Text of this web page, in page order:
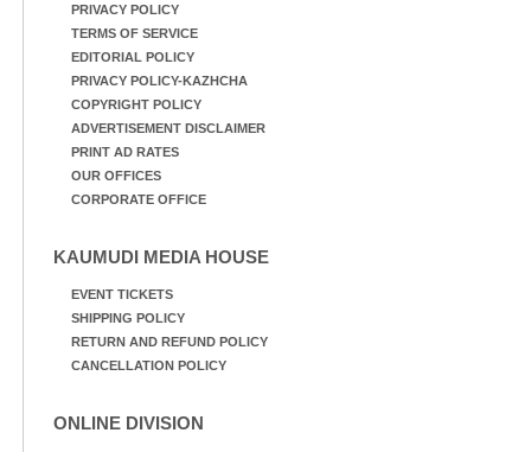
PRIVACY POLICY
TERMS OF SERVICE
EDITORIAL POLICY
PRIVACY POLICY-KAZHCHA
COPYRIGHT POLICY
ADVERTISEMENT DISCLAIMER
PRINT AD RATES
OUR OFFICES
CORPORATE OFFICE
KAUMUDI MEDIA HOUSE
EVENT TICKETS
SHIPPING POLICY
RETURN AND REFUND POLICY
CANCELLATION POLICY
ONLINE DIVISION